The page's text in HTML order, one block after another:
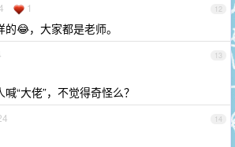
12
1
😂，大家都是老师。
13
“大佬”，不觉得奇怪么？
14